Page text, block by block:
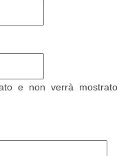
e non verrà mostrato